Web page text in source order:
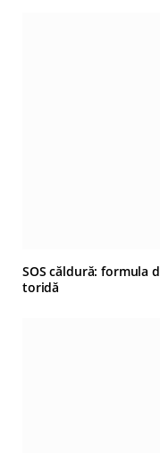
SOS căldură: formula
toridă